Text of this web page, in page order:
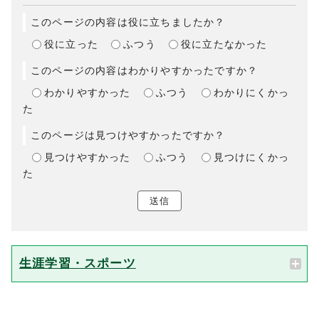
このページの内容は役に立ちましたか？
役に立った
ふつう 役に立たなかった
このページの内容はわかりやすかったですか？
わかりやすかった
ふつう
わかりにくかっ
た
このページは見つけやすかったですか？
見つけやすかった
ふつう
見つけにくかっ
た
送信
生涯学習・スポーツ